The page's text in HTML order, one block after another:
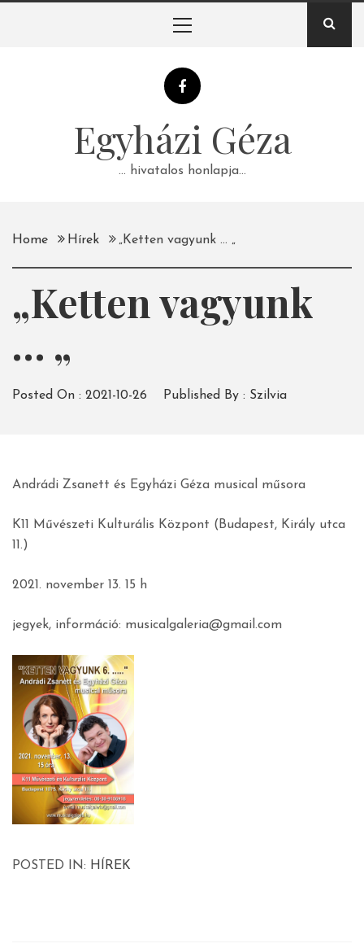
Egyházi Géza
… hivatalos honlapja…
Home Hírek „Ketten vagyunk … „
„Ketten vagyunk
… „
Posted On : 2021-10-26 Published By : Szilvia
Andrádi Zsanett és Egyházi Géza musical műsora
K11 Művészeti Kulturális Központ (Budapest, Király utca
11.)
2021. november 13. 15 h
jegyek, információ: musicalgaleria@gmail.com
POSTED IN: HÍREK